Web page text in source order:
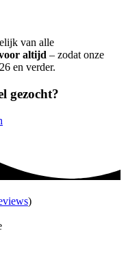
van alle
altijd – zodat onze
en verder.
gezocht?
)